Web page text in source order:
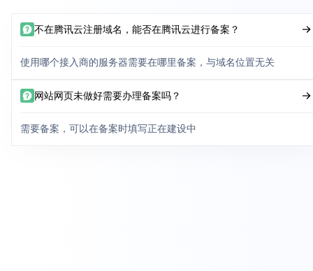
不在腾讯云注册域名，能否在腾讯云进行备案？
使用哪个接入商的服务器需要在哪里备案，与域名位置无关
网站网页未做好需要办理备案吗？
需要备案，可以在备案时填写正在建设中